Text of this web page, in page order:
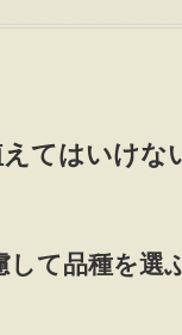
てはいけな
して品種を選